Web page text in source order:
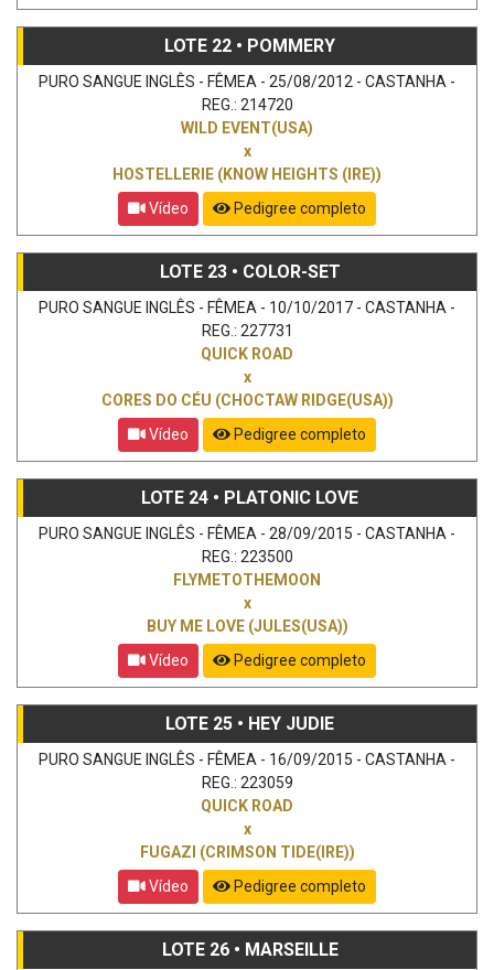
LOTE 22 • POMMERY
PURO SANGUE INGLÊS - FÊMEA - 25/08/2012 - CASTANHA -
REG.: 214720
WILD EVENT(USA)
x
HOSTELLERIE (KNOW HEIGHTS (IRE))
Vídeo
Pedigree completo
LOTE 23 • COLOR-SET
PURO SANGUE INGLÊS - FÊMEA - 10/10/2017 - CASTANHA -
REG.: 227731
QUICK ROAD
x
CORES DO CÉU (CHOCTAW RIDGE(USA))
Vídeo
Pedigree completo
LOTE 24 • PLATONIC LOVE
PURO SANGUE INGLÊS - FÊMEA - 28/09/2015 - CASTANHA -
REG.: 223500
FLYMETOTHEMOON
x
BUY ME LOVE (JULES(USA))
Vídeo
Pedigree completo
LOTE 25 • HEY JUDIE
PURO SANGUE INGLÊS - FÊMEA - 16/09/2015 - CASTANHA -
REG.: 223059
QUICK ROAD
x
FUGAZI (CRIMSON TIDE(IRE))
Vídeo
Pedigree completo
LOTE 26 • MARSEILLE